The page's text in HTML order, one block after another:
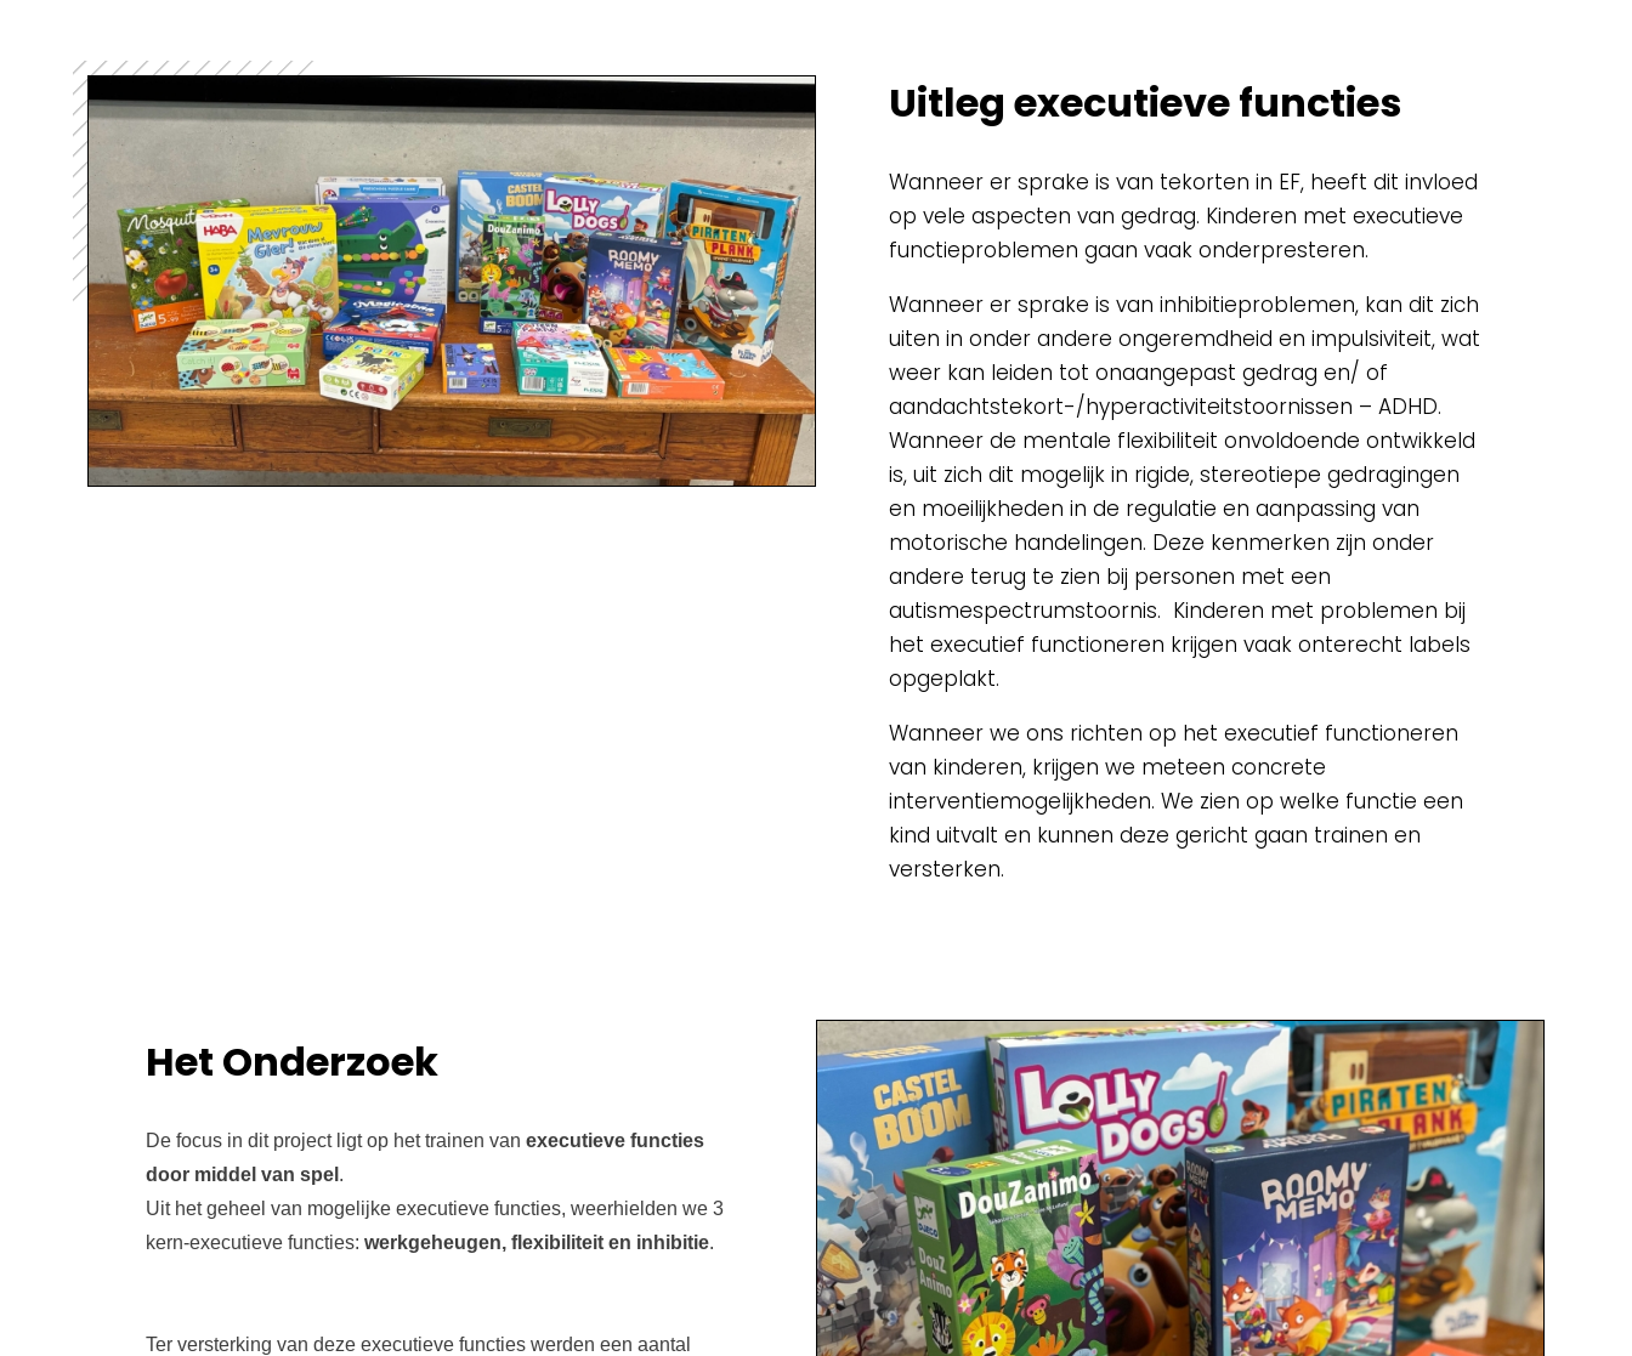
Spellenkoffer snellerenden lager
Buitenspeelkoffer
Uitleg executieve functies
Wanneer er sprake is van tekorten in EF, heeft dit invloed
op vele aspecten van gedrag. Kinderen met executieve
functieproblemen gaan vaak onderpresteren.
Wanneer er sprake is van inhibitieproblemen, kan dit zich
uiten in onder andere ongeremdheid en impulsiviteit, wat
weer kan leiden tot onaangepast gedrag en/ of
aandachtstekort-/hyperactiviteitstoornissen – ADHD.
Wanneer de mentale flexibiliteit onvoldoende ontwikkeld
is, uit zich dit mogelijk in rigide, stereotiepe gedragingen
en moeilijkheden in de regulatie en aanpassing van
motorische handelingen. Deze kenmerken zijn onder
andere terug te zien bij personen met een
autismespectrumstoornis. Kinderen met problemen bij
het executief functioneren krijgen vaak onterecht labels
opgeplakt.
Wanneer we ons richten op het executief functioneren
van kinderen, krijgen we meteen concrete
interventiemogelijkheden. We zien op welke functie een
kind uitvalt en kunnen deze gericht gaan trainen en
versterken.
Het Onderzoek
De focus in dit project ligt op het trainen van executieve functies
door middel van spel .
Uit het geheel van mogelijke executieve functies, weerhielden we 3
kern-executieve functies: werkgeheugen, flexibiliteit en inhibitie.
Ter versterking van deze executieve functies werden een aantal